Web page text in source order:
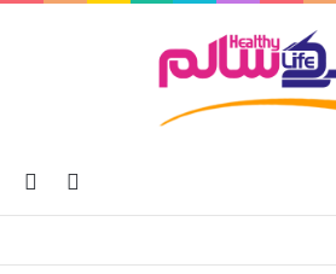
skin